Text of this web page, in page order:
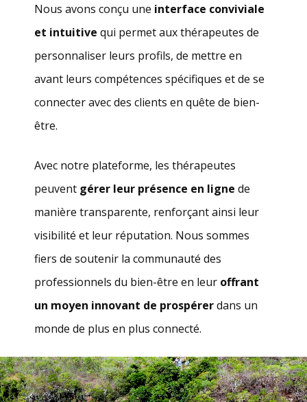
Nous avons conçu une interface conviviale
et intuitive qui permet aux thérapeutes de
personnaliser leurs profils, de mettre en
avant leurs compétences spécifiques et de se
connecter avec des clients en quête de bien-
être.
Avec notre plateforme, les thérapeutes
peuvent gérer leur présence en ligne de
manière transparente, renforçant ainsi leur
visibilité et leur réputation. Nous sommes
fiers de soutenir la communauté des
professionnels du bien-être en leur offrant
un moyen innovant de prospérerdans un
monde de plus en plus connecté.